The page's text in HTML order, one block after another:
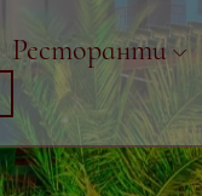
Ресторанти